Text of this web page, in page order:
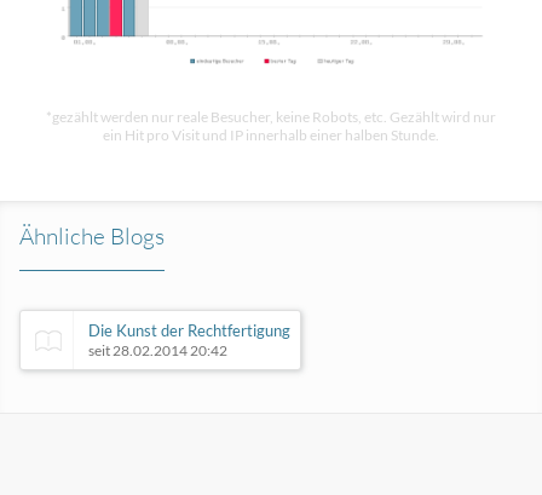
*gezählt werden nur reale Besucher, keine Robots, etc. Gezählt wird nur
ein Hit pro Visit und IP innerhalb einer halben Stunde.
Ähnliche Blogs
Die Kunst der Rechtfertigung
seit 28.02.2014 20:42